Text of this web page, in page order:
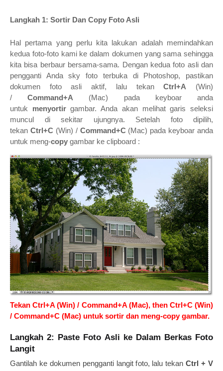
Langkah 1: Sortir Dan Copy Foto Asli
Hal pertama yang perlu kita lakukan adalah memindahkan
kedua foto-foto kami ke dalam dokumen yang sama sehingga
kita bisa berbaur bersama-sama. Dengan kedua foto asli dan
pengganti Anda sky foto terbuka di Photoshop, pastikan
dokumen foto asli aktif, lalu tekanCtrl+A (Win)
/Command+A (Mac) pada keyboar anda
untuk menyortirgambar. Anda akan melihat garis seleksi
muncul di sekitar ujungnya. Setelah foto dipilih,
tekan Ctrl+C (Win) / Command+C (Mac) pada keyboar anda
untuk meng-copy gambar ke clipboard :
Tekan Ctrl+A (Win) / Command+A (Mac), then Ctrl+C (Win)
/ Command+C (Mac) untuk sortir dan meng-copy gambar.
Langkah 2: Paste Foto Asli ke Dalam Berkas Foto
Langit
Gantilah ke dokumen pengganti langit foto, lalu tekanCtrl + V